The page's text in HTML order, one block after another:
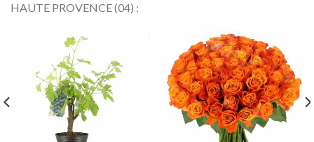
HAUTE PROVENCE (04) :